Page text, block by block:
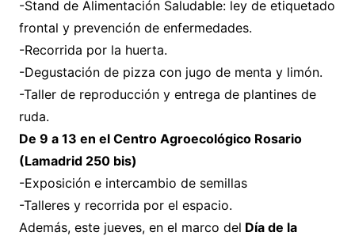
-Stand de Alimentación Saludable: ley de etiquetado
frontal y prevención de enfermedades.
-Recorrida por la huerta.
-Degustación de pizza con jugo de menta y limón.
-Taller de reproducción y entrega de plantines de
ruda.
De 9 a 13 en el Centro Agroecológico Rosario
(Lamadrid 250 bis)
-Exposición e intercambio de semillas
-Talleres y recorrida por el espacio.
Además, este jueves, en el marco del Día de la